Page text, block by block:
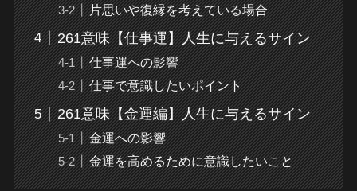
片思いや復縁を考えている場合
261意味【仕事運】人生に与えるサイン
仕事運への影響
仕事で意識したいポイント
261意味【金運編】人生に与えるサイン
金運への影響
金運を高めるために意識したいこと